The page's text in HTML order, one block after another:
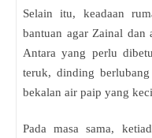
Selain itu, keadaan
bantuan agar Zainal dan
Antara yang perlu
teruk, dinding
bekalan air paip yang
Pada masa sama,